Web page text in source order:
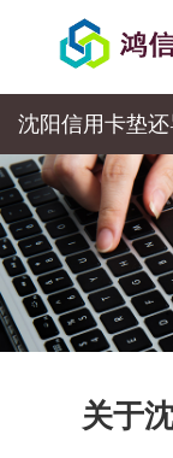
沈阳信用卡垫还
关于